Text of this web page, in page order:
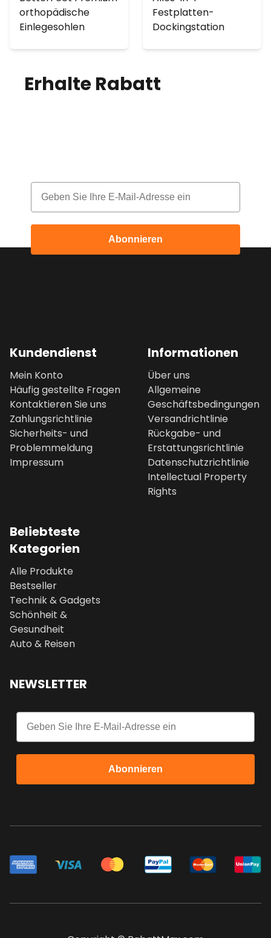
orthopädische
Einlegesohlen
Festplatten-
Dockingstation
Erhalte Rabatt
Email
Abonnieren
Kundendienst
Mein Konto
Häufig gestellte Fragen
Kontaktieren Sie uns
Zahlungsrichtlinie
Sicherheits- und
Problemmeldung
Impressum
Informationen
Über uns
Allgemeine
Geschäftsbedingungen
Versandrichtlinie
Rückgabe- und
Erstattungsrichtlinie
Datenschutzrichtlinie
Intellectual Property
Rights
Beliebteste
Kategorien
Alle Produkte
Bestseller
Technik & Gadgets
Schönheit &
Gesundheit
Auto & Reisen
NEWSLETTER
Email
Abonnieren